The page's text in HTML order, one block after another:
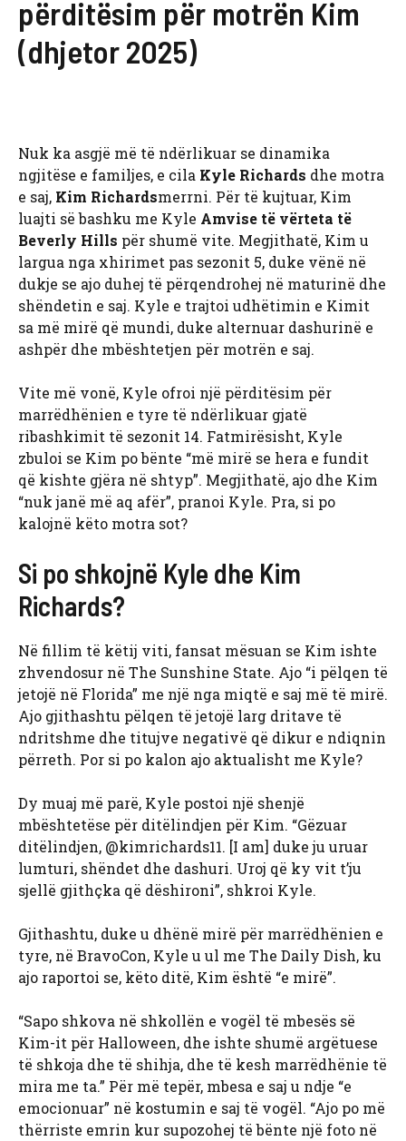
përditësim për motrën Kim
(dhjetor 2025)
Nuk ka asgjë më të ndërlikuar se dinamika
ngjitëse e familjes, e cila Kyle Richards dhe motra
e saj, Kim Richardsmerrni. Për të kujtuar, Kim
luajti së bashku me Kyle Amvise të vërteta të
Beverly Hills për shumë vite. Megjithatë, Kim u
largua nga xhirimet pas sezonit 5, duke vënë në
dukje se ajo duhej të përqendrohej në maturinë dhe
shëndetin e saj. Kyle e trajtoi udhëtimin e Kimit
sa më mirë që mundi, duke alternuar dashurinë e
ashpër dhe mbështetjen për motrën e saj.
Vite më vonë, Kyle ofroi një përditësim për
marrëdhënien e tyre të ndërlikuar gjatë
ribashkimit të sezonit 14. Fatmirësisht, Kyle
zbuloi se Kim po bënte “më mirë se hera e fundit
që kishte gjëra në shtyp”. Megjithatë, ajo dhe Kim
“nuk janë më aq afër”, pranoi Kyle. Pra, si po
kalojnë këto motra sot?
Si po shkojnë Kyle dhe Kim
Richards?
Në fillim të këtij viti, fansat mësuan se Kim ishte
zhvendosur në The Sunshine State. Ajo “i pëlqen të
jetojë në Florida” me një nga miqtë e saj më të mirë.
Ajo gjithashtu pëlqen të jetojë larg dritave të
ndritshme dhe titujve negativë që dikur e ndiqnin
përreth. Por si po kalon ajo aktualisht me Kyle?
Dy muaj më parë, Kyle postoi një shenjë
mbështetëse për ditëlindjen për Kim. “Gëzuar
ditëlindjen, @kimrichards11. [I am] duke ju uruar
lumturi, shëndet dhe dashuri. Uroj që ky vit t’ju
sjellë gjithçka që dëshironi”, shkroi Kyle.
Gjithashtu, duke u dhënë mirë për marrëdhënien e
tyre, në BravoCon, Kyle u ul me The Daily Dish, ku
ajo raportoi se, këto ditë, Kim është “e mirë”.
“Sapo shkova në shkollën e vogël të mbesës së
Kim-it për Halloween, dhe ishte shumë argëtuese
të shkoja dhe të shihja, dhe të kesh marrëdhënie të
mira me ta.” Për më tepër, mbesa e saj u ndje “e
emocionuar” në kostumin e saj të vogël. “Ajo po më
thërriste emrin kur supozohej të bënte një foto në